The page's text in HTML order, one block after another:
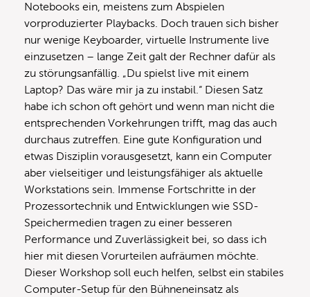
Notebooks ein, meistens zum Abspielen
vorproduzierter Playbacks. Doch trauen sich bisher
nur wenige Keyboarder, virtuelle Instrumente live
einzusetzen – lange Zeit galt der Rechner dafür als
zu störungsanfällig. „Du spielst live mit einem
Laptop? Das wäre mir ja zu instabil.“ Diesen Satz
habe ich schon oft gehört und wenn man nicht die
entsprechenden Vorkehrungen trifft, mag das auch
durchaus zutreffen. Eine gute Konfiguration und
etwas Disziplin vorausgesetzt, kann ein Computer
aber vielseitiger und leistungsfähiger als aktuelle
Workstations sein. Immense Fortschritte in der
Prozessortechnik und Entwicklungen wie SSD-
Speichermedien tragen zu einer besseren
Performance und Zuverlässigkeit bei, so dass ich
hier mit diesen Vorurteilen aufräumen möchte.
Dieser Workshop soll euch helfen, selbst ein stabiles
Computer-Setup für den Bühneneinsatz als